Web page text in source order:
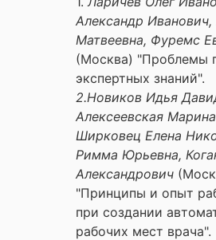
Александр
Матвеевна, Фуремс
(Москва) "Проблемы
экспертных знаний".
2.Новиков Идья
Алексеевская
Ширковец Елена
Римма Юрьевна,
Александрович
"Принципы и опыт
при создании
рабочих мест врача".